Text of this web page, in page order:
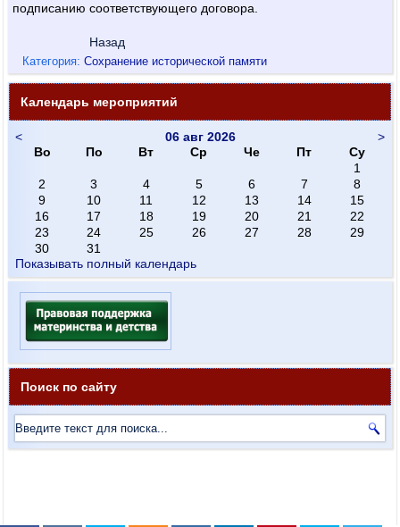
подписанию соответствующего договора.
Назад
Категория:Сохранение исторической памяти
Календарь мероприятий
< >
06 авг 2026
Во
По Вт Ср Че Пт
Су
1
2
3 4 5 6 7
8
9
10 11 12 13 14
15
16
17 18 19 20 21
22
23
24 25 26 27 28
29
30
31
Показывать полный календарь
Поиск по сайту